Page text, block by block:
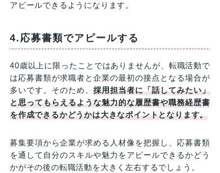
アピールできるようになります。
4.応募書類でアピールする
40歳以上に限ったことではありませんが、転職活動で
は応募書類が求職者と企業の最初の接点となる場合が
多いです。そのため、採用担当者に「話してみたい」
と思ってもらえるような魅力的な履歴書や職務経歴書
を作成できるかどうかは大きなポイントとなります。
募集要項から企業が求める人材像を把握し、応募書類
を通して自分のスキルや魅力をアピールできるかどう
かがその後の転職活動を大きく左右するでしょう。